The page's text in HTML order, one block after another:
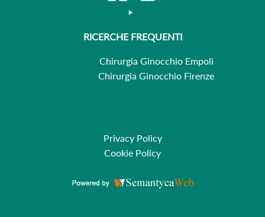
RICERCHE FREQUENTI
Chirurgia Ginocchio Empoli
Chirurgia Ginocchio Firenze
Privacy Policy
Cookie Policy